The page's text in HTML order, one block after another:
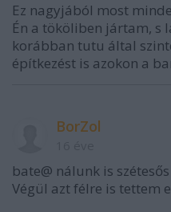
Ez nagyjából most
Én a tököliben jártam, s
korábban tutu által
építkezést is azokon a
BorZol
bate@ nálunk is
Végül azt félre is tettem